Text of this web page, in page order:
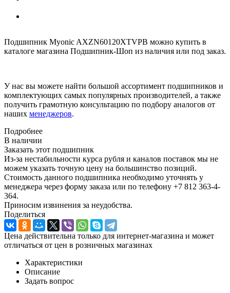
Подшипник Myonic AXZN60120XTVPB можно купить в
каталоге магазина Подшипник-Шоп из наличия или под заказ.
У нас вы можете найти большой ассортимент подшипников и
комплектующих самых популярных производителей, а также
получить грамотную консультацию по подбору аналогов от
наших менеджеров.
Подробнее
В наличии
Заказать этот подшипник
Из-за нестабильности курса рубля и каналов поставок мы не
можем указать точную цену на большинство позиций.
Стоимость данного подшипника необходимо уточнять у
менеджера через форму заказа или по телефону +7 812 363-4-
364.
Приносим извинения за неудобства.
Поделиться
Цена действительна только для интернет-магазина и может
отличаться от цен в розничных магазинах
Характеристики
Описание
Задать вопрос